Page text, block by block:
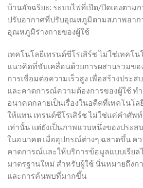
บ้านอัจฉริยะ: ระบบไฟที่เปิด/ปิดเองตามก
ปรับอากาศที่ปรับอุณหภูมิตามสภาพอาก
อุณหภูมิร่างกายของผู้ใช้
เทคโนโลยีเทรนด์ซีโรเสิร์ช ไม่ใช่เทคโน
แนวคิดที่ขับเคลื่อนด้วยการผสานรวมของ
การเชื่อมต่อความเร็วสูง เพื่อสร้างประ
และคาดการณ์ความต้องการของผู้ใช้ ท
อนาคตกลายเป็นเรื่องในอดีตที่เทคโนโล
ให้แทน เทรนด์ซีโรเสิร์ช ไม่ใช่แค่คำศัพ
เท่านั้น แต่ยังเป็นภาพแวบหนึ่งของประ
ในอนาคต เมื่ออุปกรณ์ต่างๆ ฉลาดขึ้น ค
คาดการณ์และให้บริการข้อมูลแบบเรียล
มาตรฐานใหม่ สำหรับผู้ใช้ นั่นหมายถึงก
และการค้นพบที่มากขึ้น